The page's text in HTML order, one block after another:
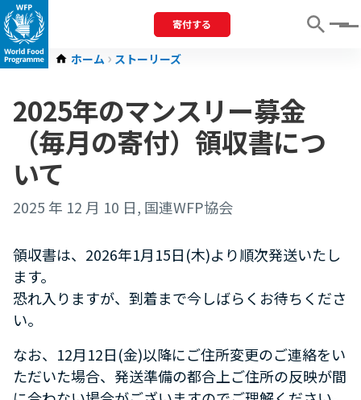
寄付する Menu
ホーム ストーリーズ
2025年のマンスリー募金
（毎月の寄付）領収書につ
いて
2025 年 12 月 10 日, 国連WFP協会
領収書は、2026年1月15日(木)より順次発送いたし
ます。
恐れ入りますが、到着まで今しばらくお待ちくださ
い。
なお、12月12日(金)以降にご住所変更のご連絡をい
ただいた場合、発送準備の都合上ご住所の反映が間